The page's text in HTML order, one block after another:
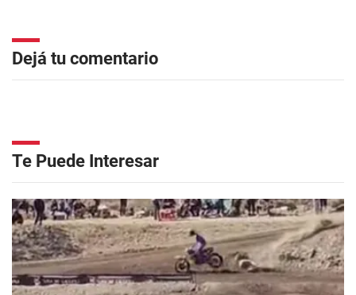
Dejá tu comentario
Te Puede Interesar